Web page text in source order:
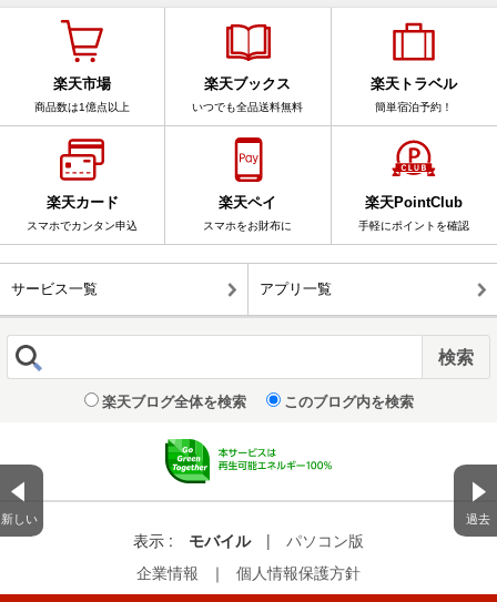
新しい 過去
楽天市場
商品数は1億点以上
楽天ブックス
いつでも全品送料無料
楽天トラベル
簡単宿泊予約！
楽天カード
スマホでカンタン申込
楽天ペイ
スマホをお財布に
楽天PointClub
手軽にポイントを確認
サービス一覧 アプリ一覧
楽天ブログ全体を検索 このブログ内を検索
表示 : モバイル |
パソコン版
企業情報
｜ 個人情報保護方針